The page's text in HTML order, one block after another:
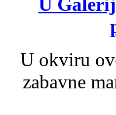
U
U okviru
zabavne